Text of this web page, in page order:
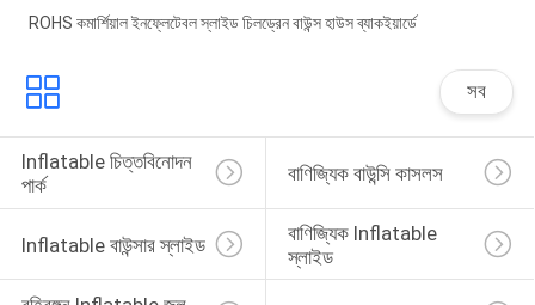
ROHS কমার্শিয়াল ইনফ্লেটেবল স্লাইড চিলড্রেন বাউন্স হাউস ব্যাকইয়ার্ডে
সব
Inflatable চিত্তবিনোদন
পার্ক
বাণিজ্যিক বাউন্সি কাসলস
Inflatable বাউন্সার স্লাইড
বাণিজ্যিক Inflatable
স্লাইড